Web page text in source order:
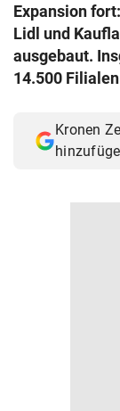
Expansion
Lidl und
ausgebaut.
14.500
Kronen